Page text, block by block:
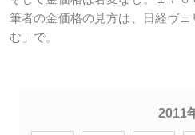
筆者の金価格の見方は、日経ヴ
む」で。
2011